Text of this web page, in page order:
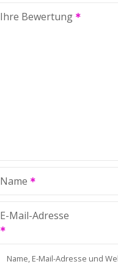
Ihre Bewertung
Name
E-Mail-Adresse
Name, E-Mail-Adresse und